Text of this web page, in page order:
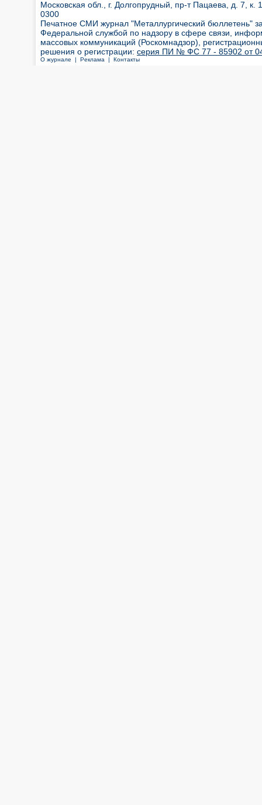
Московская обл., г. Долгопрудный, пр-т Пацаева, д. 7,
0300
Печатное СМИ журнал "Металлургический бюллетень"
Федеральной службой по надзору в сфере связи,
массовых коммуникаций (Роскомнадзор),
решения о регистрации: серия ПИ № ФС 77 - 85902 от 04
О журнале | Реклама | Контакты